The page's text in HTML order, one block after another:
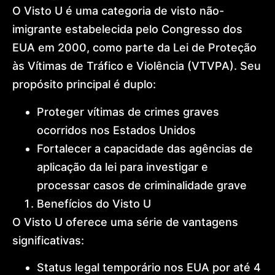
O Visto U é uma categoria de visto não-
imigrante estabelecida pelo Congresso dos
EUA em 2000, como parte da Lei de Proteção
às Vítimas de Tráfico e Violência (VTVPA). Seu
propósito principal é duplo:
Proteger vítimas de crimes graves
ocorridos nos Estados Unidos
Fortalecer a capacidade das agências de
aplicação da lei para investigar e
processar casos de criminalidade grave
Benefícios do Visto U
O Visto U oferece uma série de vantagens
significativas:
Status legal temporário nos EUA por até 4